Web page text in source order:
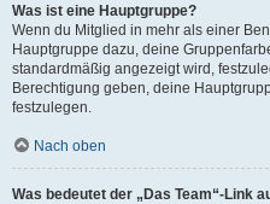
Was ist eine Hauptgruppe?
Wenn du Mitglied in mehr als einer
Hauptgruppe dazu, deine
standardmäßig angezeigt wird,
Berechtigung geben, deine
festzulegen.
Nach oben
Was bedeutet der „Das Team“-Link